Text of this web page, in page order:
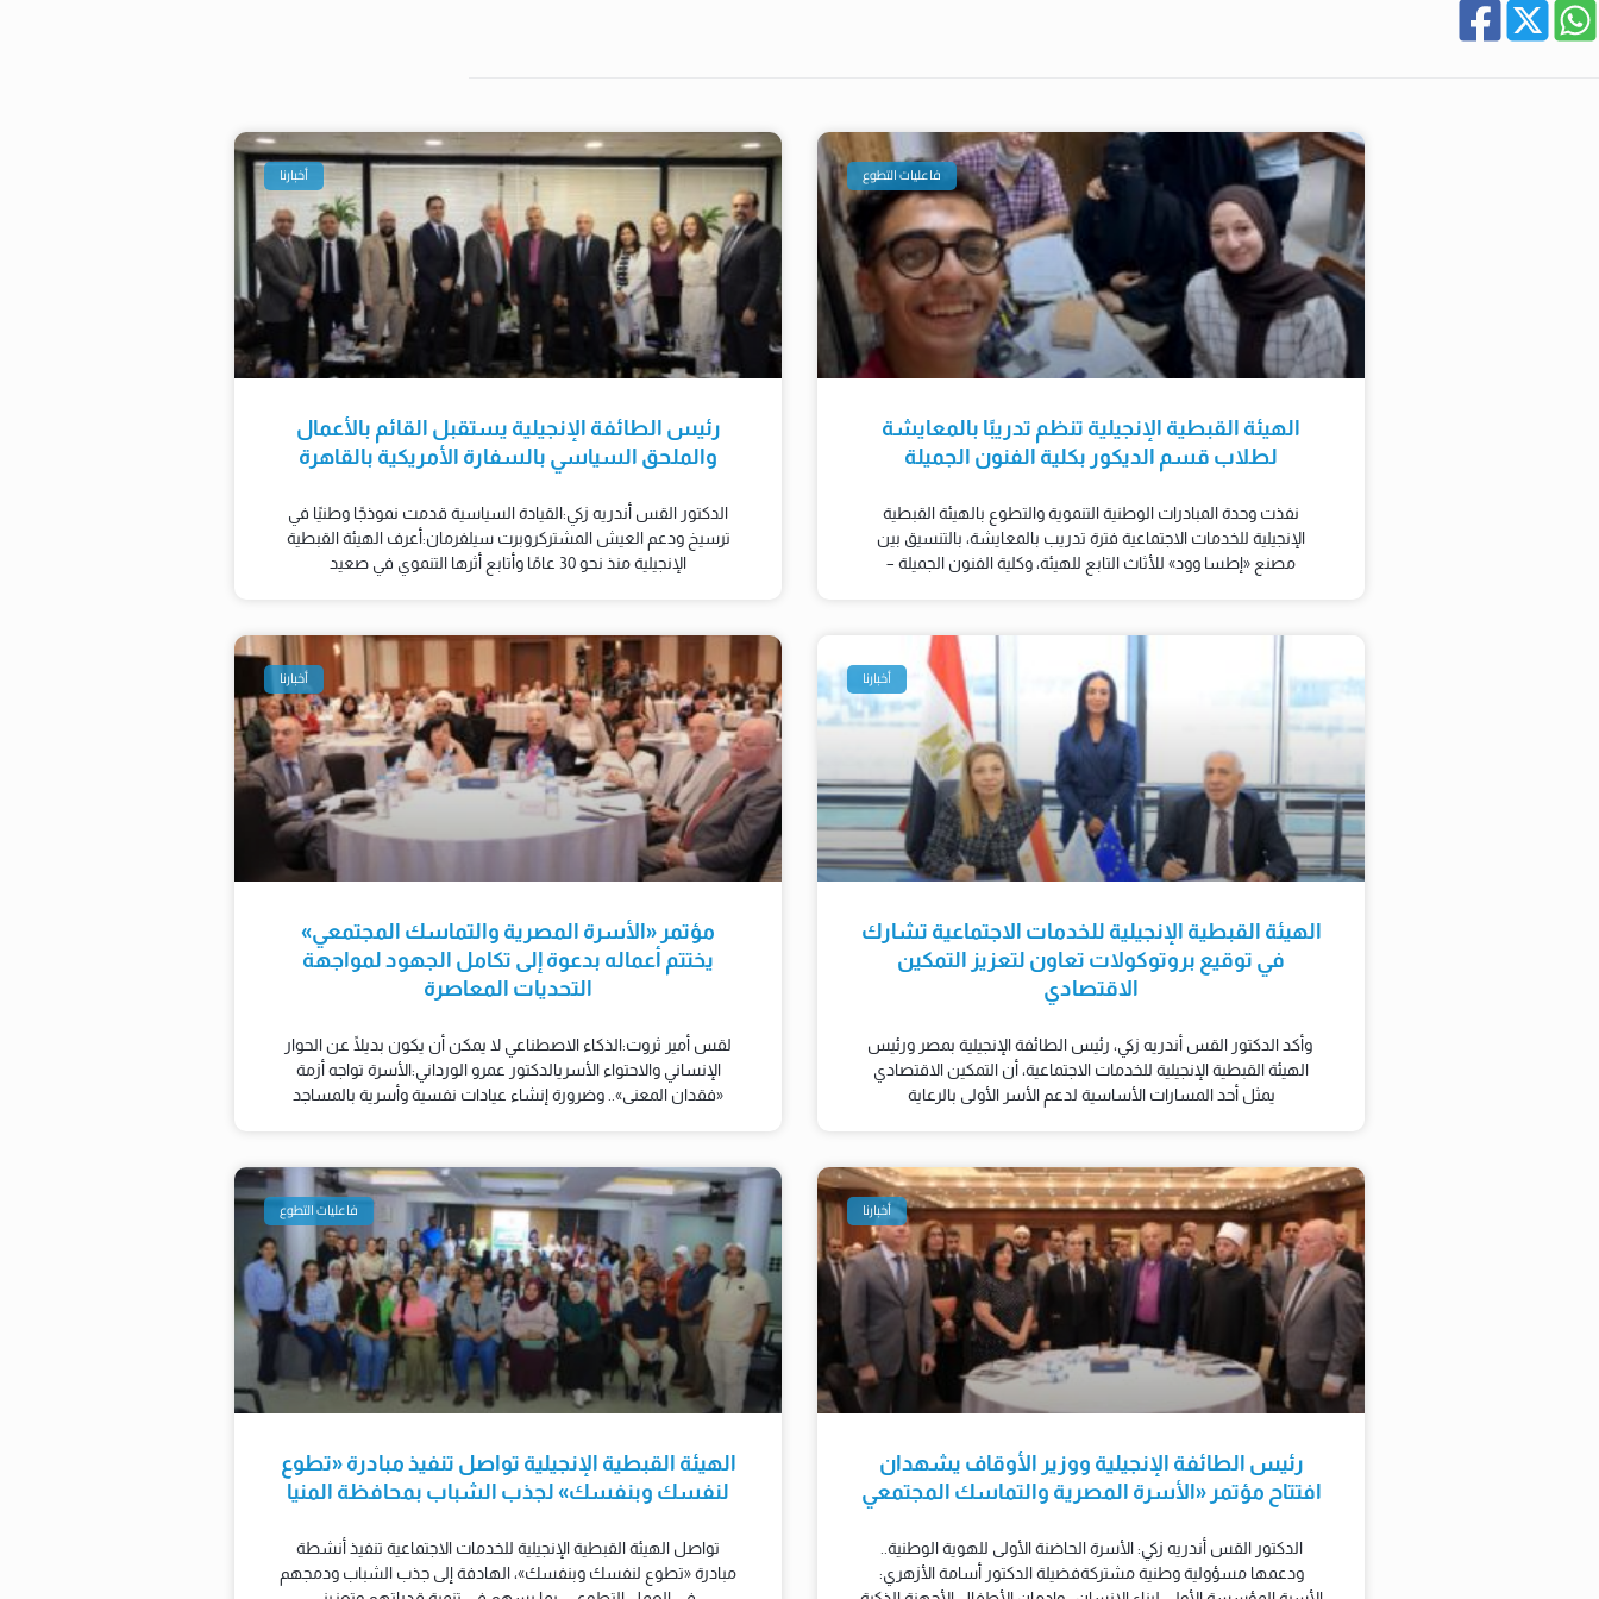
فاعليات التطوع
الهيئة القبطية الإنجيلية تنظم تدريبًا بالمعايشة
لطلاب قسم الديكور بكلية الفنون الجميلة
نفذت وحدة المبادرات الوطنية التنموية والتطوع بالهيئة القبطية
الإنجيلية للخدمات الاجتماعية فترة تدريب بالمعايشة، بالتنسيق بين
مصنع «إطسا وود» للأثاث التابع للهيئة، وكلية الفنون الجميلة –
أخبارنا
رئيس الطائفة الإنجيلية يستقبل القائم بالأعمال
والملحق السياسي بالسفارة الأمريكية بالقاهرة
الدكتور القس أندريه زكي:القيادة السياسية قدمت نموذجًا وطنيًا في
ترسيخ ودعم العيش المشتركروبرت سيلفرمان:أعرف الهيئة القبطية
الإنجيلية منذ نحو 30 عامًا وأتابع أثرها التنموي في صعيد
أخبارنا
الهيئة القبطية الإنجيلية للخدمات الاجتماعية تشارك
في توقيع بروتوكولات تعاون لتعزيز التمكين
الاقتصادي
وأكد الدكتور القس أندريه زكي، رئيس الطائفة الإنجيلية بمصر ورئيس
الهيئة القبطية الإنجيلية للخدمات الاجتماعية، أن التمكين الاقتصادي
يمثل أحد المسارات الأساسية لدعم الأسر الأولى بالرعاية
أخبارنا
مؤتمر «الأسرة المصرية والتماسك المجتمعي»
يختتم أعماله بدعوة إلى تكامل الجهود لمواجهة
التحديات المعاصرة
لقس أمير ثروت:الذكاء الاصطناعي لا يمكن أن يكون بديلًا عن الحوار
الإنساني والاحتواء الأسريالدكتور عمرو الورداني:الأسرة تواجه أزمة
«فقدان المعنى».. وضرورة إنشاء عيادات نفسية وأسرية بالمساجد
أخبارنا
رئيس الطائفة الإنجيلية ووزير الأوقاف يشهدان
افتتاح مؤتمر «الأسرة المصرية والتماسك المجتمعي
الدكتور القس أندريه زكي: الأسرة الحاضنة الأولى للهوية الوطنية..
ودعمها مسؤولية وطنية مشتركةفضيلة الدكتور أسامة الأزهري:
فاعليات التطوع
الهيئة القبطية الإنجيلية تواصل تنفيذ مبادرة «تطوع
لنفسك وبنفسك» لجذب الشباب بمحافظة المنيا
تواصل الهيئة القبطية الإنجيلية للخدمات الاجتماعية تنفيذ أنشطة
مبادرة «تطوع لنفسك وبنفسك»، الهادفة إلى جذب الشباب ودمجهم